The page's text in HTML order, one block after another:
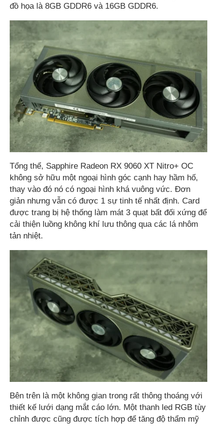
đồ họa là 8GB GDDR6 và 16GB GDDR6.
Tổng thể, Sapphire Radeon RX 9060 XT Nitro+ OC
không sở hữu một ngoại hình góc cạnh hay hầm hố,
thay vào đó nó có ngoại hình khá vuông vức. Đơn
giản nhưng vẫn có được 1 sự tinh tế nhất định. Card
được trang bị hệ thống làm mát 3 quạt bất đối xứng để
cải thiện luồng không khí lưu thông qua các lá nhôm
tản nhiệt.
Bên trên là một không gian trong rất thông thoáng với
thiết kế lưới dạng mắt cáo lớn. Một thanh led RGB tùy
chỉnh được cũng được tích hợp để tăng độ thẩm mỹ